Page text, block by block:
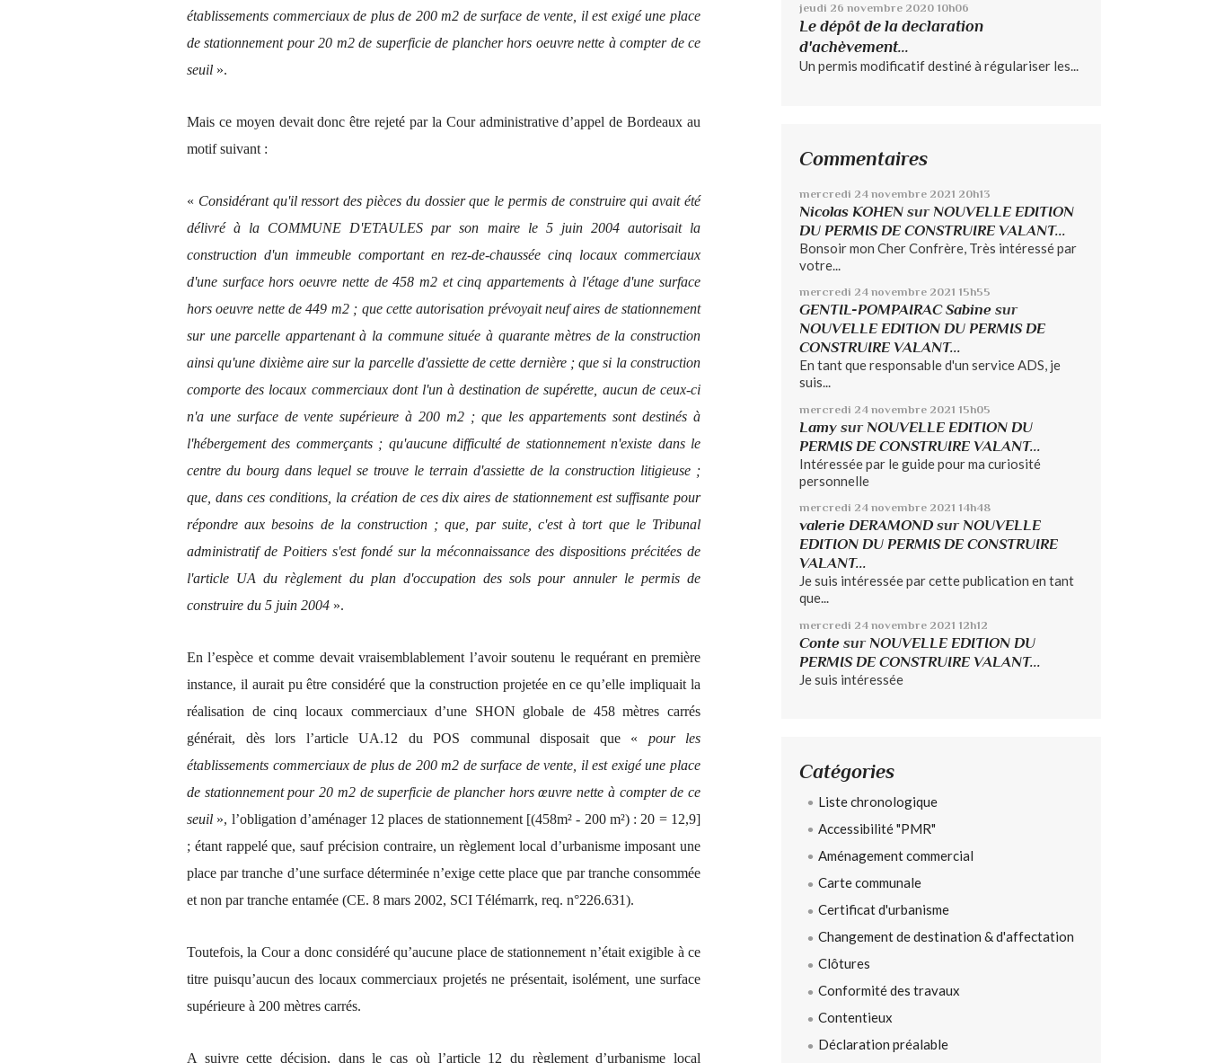
établissements commerciaux de plus de 200 m2 de surface de vente, il est exigé une place
de stationnement pour 20 m2 de superficie de plancher hors oeuvre nette à compter de ce
seuil ».
Mais ce moyen devait donc être rejeté par la Cour administrative d’appel de Bordeaux au
motif suivant :
« Considérant qu'il ressort des pièces du dossier que le permis de construire qui avait été
délivré à la COMMUNE D'ETAULES par son maire le 5 juin 2004 autorisait la
construction d'un immeuble comportant en rez-de-chaussée cinq locaux commerciaux
d'une surface hors oeuvre nette de 458 m2 et cinq appartements à l'étage d'une surface
hors oeuvre nette de 449 m2 ; que cette autorisation prévoyait neuf aires de stationnement
sur une parcelle appartenant à la commune située à quarante mètres de la construction
ainsi qu'une dixième aire sur la parcelle d'assiette de cette dernière ; que si la construction
comporte des locaux commerciaux dont l'un à destination de supérette, aucun de ceux-ci
n'a une surface de vente supérieure à 200 m2 ; que les appartements sont destinés à
l'hébergement des commerçants ; qu'aucune difficulté de stationnement n'existe dans le
centre du bourg dans lequel se trouve le terrain d'assiette de la construction litigieuse ;
que, dans ces conditions, la création de ces dix aires de stationnement est suffisante pour
répondre aux besoins de la construction ; que, par suite, c'est à tort que le Tribunal
administratif de Poitiers s'est fondé sur la méconnaissance des dispositions précitées de
l'article UA du règlement du plan d'occupation des sols pour annuler le permis de
construire du 5 juin 2004 ».
En l’espèce et comme devait vraisemblablement l’avoir soutenu le requérant en première
instance, il aurait pu être considéré que la construction projetée en ce qu’elle impliquait la
réalisation de cinq locaux commerciaux d’une SHON globale de 458 mètres carrés
générait, dès lors l’article UA.12 du POS communal disposait que « pour les
établissements commerciaux de plus de 200 m2 de surface de vente, il est exigé une place
de stationnement pour 20 m2 de superficie de plancher hors œuvre nette à compter de ce
seuil », l’obligation d’aménager 12 places de stationnement [(458m² - 200 m²) : 20 = 12,9]
; étant rappelé que, sauf précision contraire, un règlement local d’urbanisme imposant une
place par tranche d’une surface déterminée n’exige cette place que par tranche consommée
et non par tranche entamée (CE. 8 mars 2002, SCI Télémarrk, req. n°226.631).
Toutefois, la Cour a donc considéré qu’aucune place de stationnement n’était exigible à ce
titre puisqu’aucun des locaux commerciaux projetés ne présentait, isolément, une surface
supérieure à 200 mètres carrés.
A suivre cette décision, dans le cas où l’article 12 du règlement d’urbanisme local
jeudi 26 novembre 2020 10h06
Le dépôt de la declaration
d'achèvement...
Un permis modificatif destiné à régulariser les...
Commentaires
mercredi 24 novembre 2021 20h13
Nicolas KOHEN sur NOUVELLE EDITION
DU PERMIS DE CONSTRUIRE VALANT...
Bonsoir mon Cher Confrère, Très intéressé par
votre...
mercredi 24 novembre 2021 15h55
GENTIL-POMPAIRAC Sabine sur
NOUVELLE EDITION DU PERMIS DE
CONSTRUIRE VALANT...
En tant que responsable d'un service ADS, je
suis...
mercredi 24 novembre 2021 15h05
Lamy sur NOUVELLE EDITION DU
PERMIS DE CONSTRUIRE VALANT...
Intéressée par le guide pour ma curiosité
personnelle
mercredi 24 novembre 2021 14h48
valerie DERAMOND sur NOUVELLE
EDITION DU PERMIS DE CONSTRUIRE
VALANT...
Je suis intéressée par cette publication en tant
que...
mercredi 24 novembre 2021 12h12
Conte sur NOUVELLE EDITION DU
PERMIS DE CONSTRUIRE VALANT...
Je suis intéressée
Catégories
Liste chronologique
Accessibilité "PMR"
Aménagement commercial
Carte communale
Certificat d'urbanisme
Changement de destination & d'affectation
Clôtures
Conformité des travaux
Contentieux
Déclaration préalable